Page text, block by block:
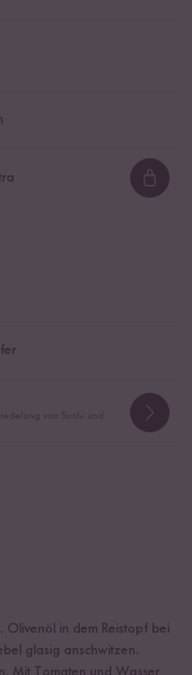
Olivenöl in dem Reistopf bei
glasig anschwitzen.
Mit Tomaten und Wasser